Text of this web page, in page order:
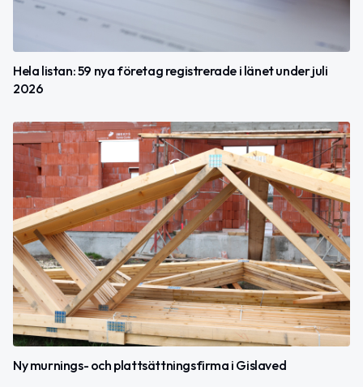
Hela listan: 59 nya företag registrerade i länet under juli
2026
Ny murnings- och plattsättningsfirma i Gislaved